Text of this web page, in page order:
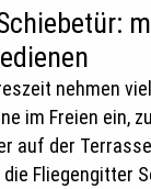
nehmen
im Freien ein,
auf der
Fliegengitter